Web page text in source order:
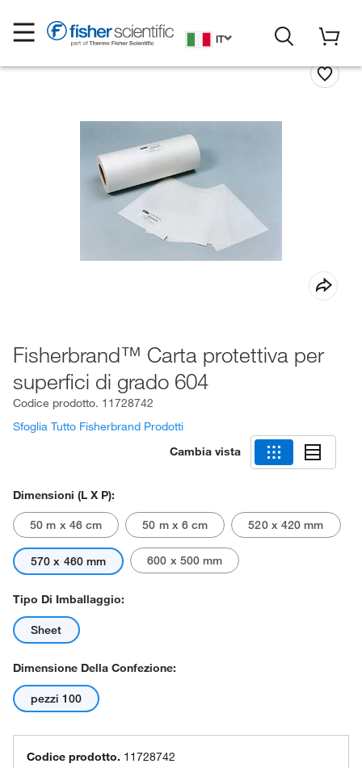
IT
Fisherbrand™ Carta protettiva per
superfici di grado 604
Codice prodotto. 11728742
Sfoglia Tutto Fisherbrand Prodotti
Cambia vista
Dimensioni (L X P):
50 m x 46 cm 50 m x 6 cm 520 x 420 mm
570 x 460 mm 600 x 500 mm
Tipo Di Imballaggio:
Sheet
Dimensione Della Confezione:
pezzi 100
Codice prodotto. 11728742